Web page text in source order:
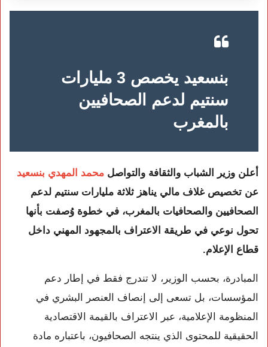
بنسعيد يخصص 3 مليارات
سنتيم لدعم الصحافيين
بالمغرب
أعلن وزير الشباب والثقافة والتواصل محمد المهدي بنسعيد
عن تخصيص غلاف مالي يناهز ثلاثة مليارات سنتيم لدعم
الصحافيين والصحافيات بالمغرب، في خطوة وُصفت بأنها
تحول نوعي في طريقة الاعتراف بالمجهود المهني داخل
قطاع الإعلام.
المبادرة، بحسب الوزير، لا تندرج فقط في إطار دعم
المؤسسات، بل تسعى إلى إنصاف العنصر البشري في
المنظومة الإعلامية، عبر الاعتراف بالقيمة الاقتصادية
الحقيقية للمحتوى الذي ينتجه الصحافيون، باعتباره مادة